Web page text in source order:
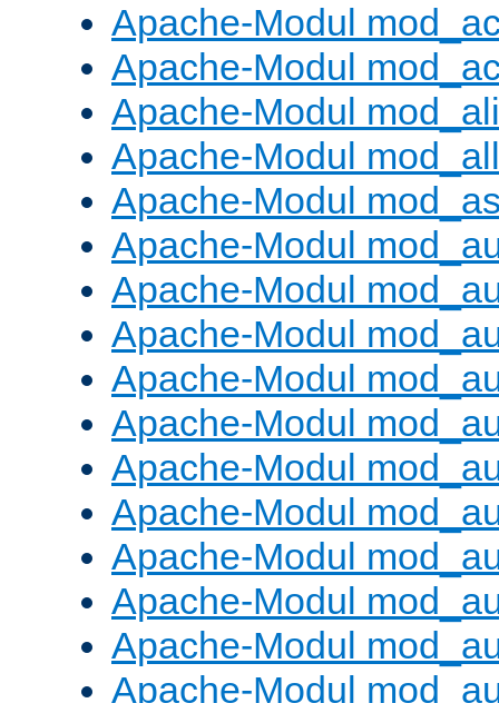
Apache-Modul
Apache-Modul
Apache-Modul
Apache-Modul
Apache-Modul
Apache-Modul
Apache-Modul
Apache-Modul
Apache-Modul
Apache-Modul
Apache-Modul
Apache-Modul
Apache-Modul
Apache-Modul
Apache-Modul
Apache-Modul